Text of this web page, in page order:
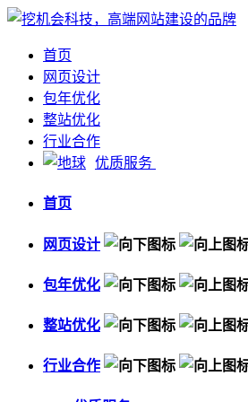
首页
网页设计
包年优化
整站优化
行业合作
优质服务
首页
网页设计
包年优化
整站优化
行业合作